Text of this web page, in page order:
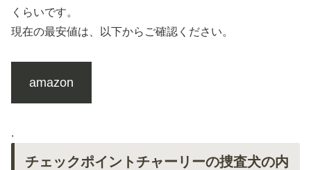
くらいです。
現在の最安値は、以下からご確認ください。
amazon
.
チェックポイントチャーリーの捜査犬の内